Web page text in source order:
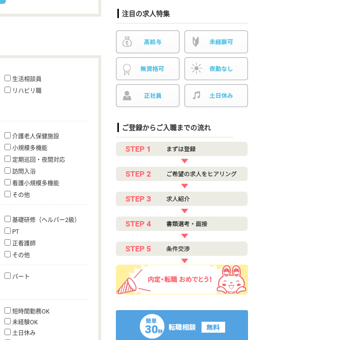
生活相談員
リハビリ職
介護老人保健施設
小規模多機能
定期巡回・夜間対応
訪問入浴
看護小規模多機能
その他
基礎研修（ヘルパー2級）
PT
正看護師
その他
パート
短時間勤務OK
未経験OK
土日休み
注目の求人特集
ご登録からご入職までの流れ